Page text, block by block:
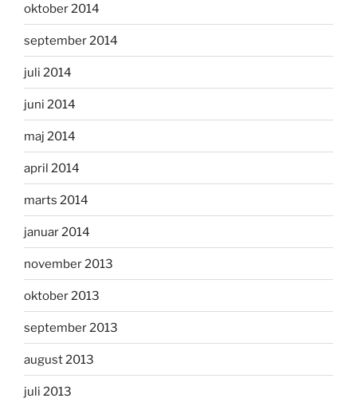
oktober 2014
september 2014
juli 2014
juni 2014
maj 2014
april 2014
marts 2014
januar 2014
november 2013
oktober 2013
september 2013
august 2013
juli 2013